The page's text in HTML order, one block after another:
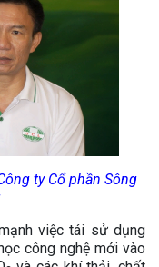
ty Cổ phần Sông
việc tái sử dụng
công nghệ mới vào